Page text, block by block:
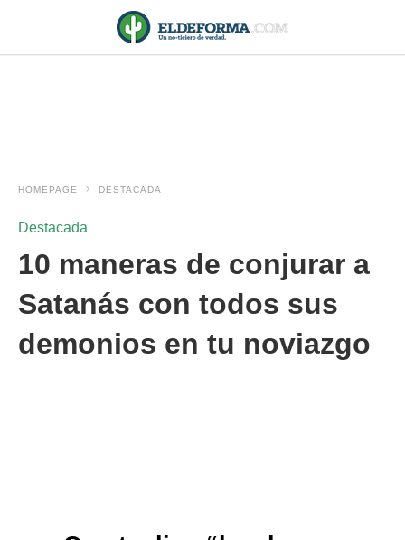
HOMEPAGE DESTACADA
Destacada
10 maneras de conjurar a
Satanás con todos sus
demonios en tu noviazgo